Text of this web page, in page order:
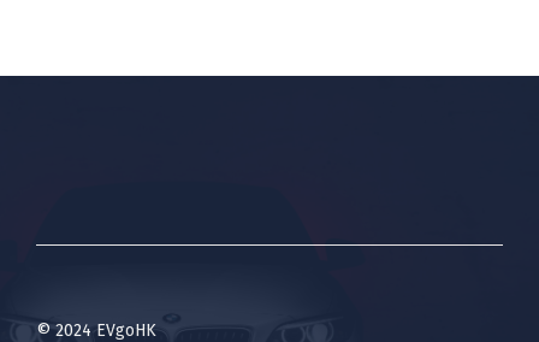
© 2024 EVgoHK